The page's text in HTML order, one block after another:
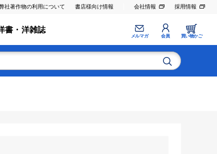
社著作物の利用について 書店様向け情報 会社情報 採用情報
書・洋雑誌
メルマガ 会員 買い物かご